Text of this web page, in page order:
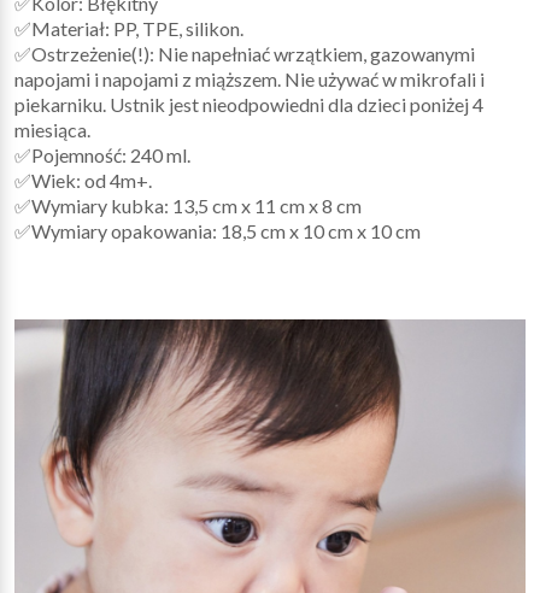
✅Materiał: PP, TPE, silikon.
✅Ostrzeżenie(!): Nie napełniać wrzątkiem, gazowanymi
napojami i napojami z miąższem. Nie używać w mikrofali i
piekarniku. Ustnik jest nieodpowiedni dla dzieci poniżej 4
miesiąca.
✅Pojemność: 240 ml.
✅Wiek: od 4m+.
✅Wymiary kubka: 13,5 cm x 11 cm x 8 cm
✅Wymiary opakowania: 18,5 cm x 10 cm x 10 cm